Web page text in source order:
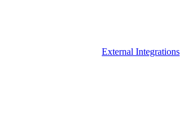
External Integrations